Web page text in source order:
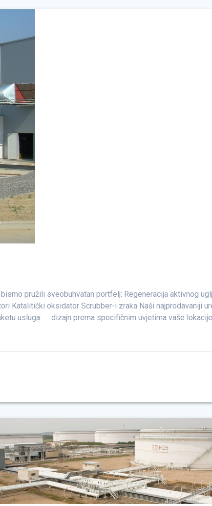
pružili sveobuhvatan portfelj: Regeneracija aktivnog
Katalitički oksidator Scrubber-i zraka Naši najprodavaniji
usluga: dizajn prema specifičnim uvjetima vaše